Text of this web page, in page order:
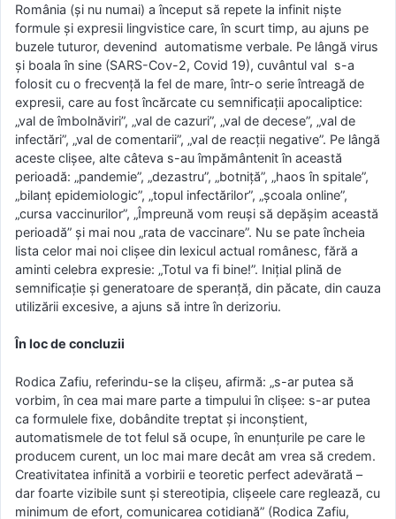
România (și nu numai) a început să repete la infinit niște
formule și expresii lingvistice care, în scurt timp, au ajuns pe
buzele tuturor, devenind automatisme verbale. Pe lângă virus
și boala în sine (SARS-Cov-2, Covid 19), cuvântul val s-a
folosit cu o frecvență la fel de mare, într-o serie întreagă de
expresii, care au fost încărcate cu semnificații apocaliptice:
„val de îmbolnăviri”, „val de cazuri”, „val de decese”, „val de
infectări”, „val de comentarii”, „val de reacții negative”. Pe lângă
aceste clișee, alte câteva s-au împământenit în această
perioadă: „pandemie”, „dezastru”, „botniță”, „haos în spitale”,
„bilanț epidemiologic”, „topul infectărilor”, „școala online”,
„cursa vaccinurilor”, „Împreună vom reuși să depășim această
perioadă” și mai nou „rata de vaccinare”. Nu se pate încheia
lista celor mai noi clișee din lexicul actual românesc, fără a
aminti celebra expresie: „Totul va fi bine!”. Inițial plină de
semnificație și generatoare de speranță, din păcate, din cauza
utilizării excesive, a ajuns să intre în derizoriu.
În loc de concluzii
Rodica Zafiu, referindu-se la clișeu, afirmă: „s-ar putea să
vorbim, în cea mai mare parte a timpului în clișee: s-ar putea
ca formulele fixe, dobândite treptat și inconștient,
automatismele de tot felul să ocupe, în enunțurile pe care le
producem curent, un loc mai mare decât am vrea să credem.
Creativitatea infinită a vorbirii e teoretic perfect adevărată –
dar foarte vizibile sunt și stereotipia, clișeele care reglează, cu
minimum de efort, comunicarea cotidiană” (Rodica Zafiu,